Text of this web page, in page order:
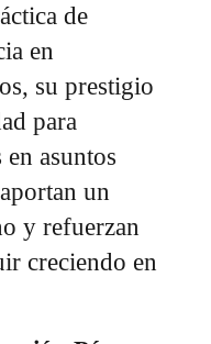
de
en
su prestigio
para
asuntos
un
y refuerzan
creciendo en